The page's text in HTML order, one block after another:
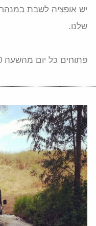
יש אופציה לשבת
שלנו.
פתוחים כל יום מהשעה 09:00 -17:00